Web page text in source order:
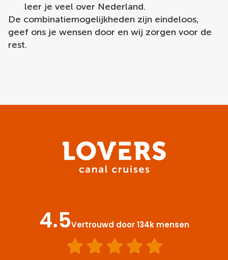
leer je veel over Nederland.
De combinatiemogelijkheden zijn eindeloos,
geef ons je wensen door en wij zorgen voor de
rest.
4.5Vertrouwd door 134k mensen